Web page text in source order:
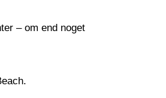
– om end noget